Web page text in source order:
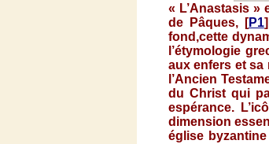
« L’Anastasis»
de
Pâques, [P1]
fond,cette
l’étymologie
auxenfers etsa
l’Ancien
du Christ qui
espérance.
dimension
ég lise byzantine